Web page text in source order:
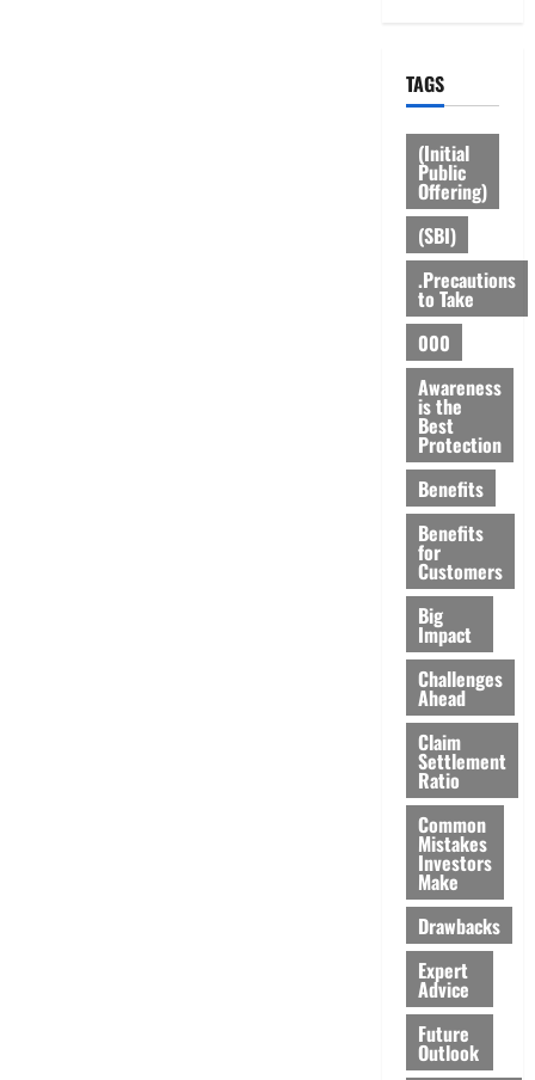
TAGS
(Initial
Public
Offering)
(SBI)
.Precautions
to Take
000
Awareness
is the
Best
Protection
Benefits
Benefits
for
Customers
Big
Impact
Challenges
Ahead
Claim
Settlement
Ratio
Common
Mistakes
Investors
Make
Drawbacks
Expert
Advice
Future
Outlook